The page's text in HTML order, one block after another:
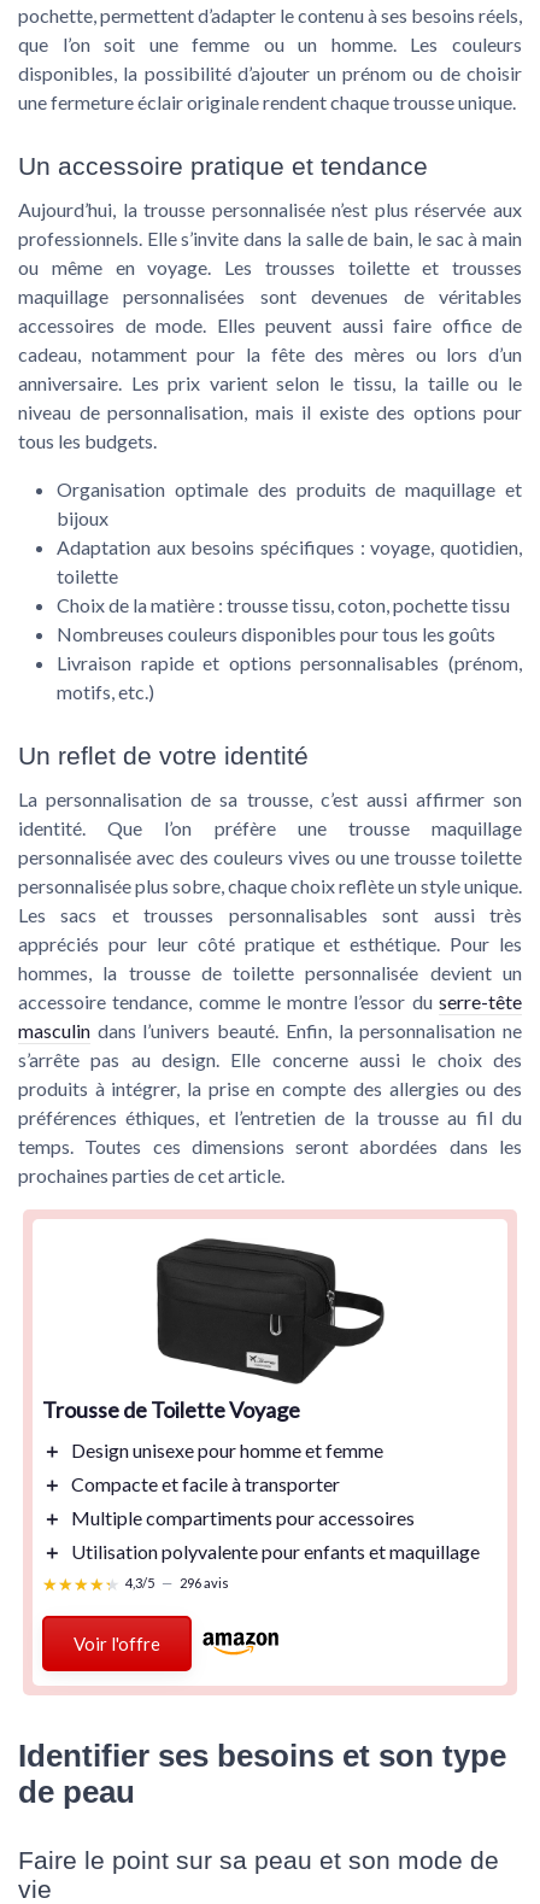
pochette, permettent d’adapter le contenu à ses besoins réels,
que l’on soit une femme ou un homme. Les couleurs
disponibles, la possibilité d’ajouter un prénom ou de choisir
une fermeture éclair originale rendent chaque trousse unique.
Un accessoire pratique et tendance
Aujourd’hui, la trousse personnalisée n’est plus réservée aux
professionnels. Elle s’invite dans la salle de bain, le sac à main
ou même en voyage. Les trousses toilette et trousses
maquillage personnalisées sont devenues de véritables
accessoires de mode. Elles peuvent aussi faire office de
cadeau, notamment pour la fête des mères ou lors d’un
anniversaire. Les prix varient selon le tissu, la taille ou le
niveau de personnalisation, mais il existe des options pour
tous les budgets.
Organisation optimale des produits de maquillage et
bijoux
Adaptation aux besoins spécifiques : voyage, quotidien,
toilette
Choix de la matière : trousse tissu, coton, pochette tissu
Nombreuses couleurs disponibles pour tous les goûts
Livraison rapide et options personnalisables (prénom,
motifs, etc.)
Un reflet de votre identité
La personnalisation de sa trousse, c’est aussi affirmer son
identité. Que l’on préfère une trousse maquillage
personnalisée avec des couleurs vives ou une trousse toilette
personnalisée plus sobre, chaque choix reflète un style unique.
Les sacs et trousses personnalisables sont aussi très
appréciés pour leur côté pratique et esthétique. Pour les
hommes, la trousse de toilette personnalisée devient un
accessoire tendance, comme le montre l’essor du serre-tête
masculin dans l’univers beauté. Enfin, la personnalisation ne
s’arrête pas au design. Elle concerne aussi le choix des
produits à intégrer, la prise en compte des allergies ou des
préférences éthiques, et l’entretien de la trousse au fil du
temps. Toutes ces dimensions seront abordées dans les
prochaines parties de cet article.
Trousse de Toilette Voyage
＋ Designunisexepour homme et femme
＋ Compacteet facile à transporter
＋
Multiple compartiments pour accessoires
＋
Utilisation polyvalentepour enfants et maquillage
★★★★★
★★★★★ 4,3/5 — 296 avis
Voir l'offre
Identifier ses besoins et son type
de peau
Faire le point sur sa peau et son mode de
vie